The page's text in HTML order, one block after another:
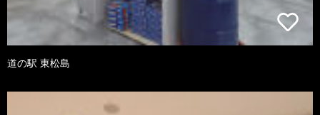
道の駅 東松島